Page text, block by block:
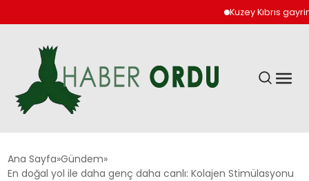
Kuzey Kıbrıs
GÜNDEM
Ana Sayfa Gündem
En doğal yol ile daha genç daha canlı: Kolajen Stimülasyonu